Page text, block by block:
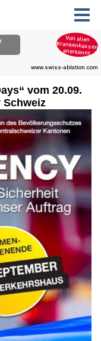
vom 20.09.
Schweiz